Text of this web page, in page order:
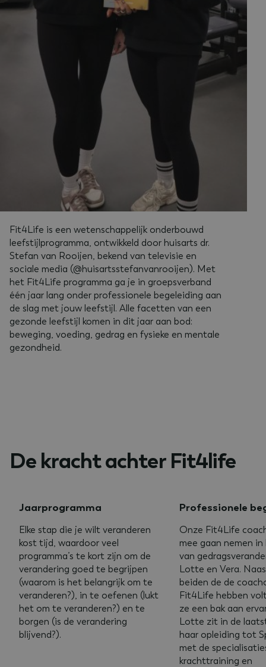
Fit4Life is een wetenschappelijk onderbouwd
leefstijlprogramma, ontwikkeld door huisarts dr.
Stefan van Rooijen, bekend van televisie en
sociale media (@huisartsstefanvanrooijen). Met
het Fit4Life programma ga je in groepsverband
één jaar lang onder professionele begeleiding aan
de slag met jouw leefstijl. Alle facetten van een
gezonde leefstijl komen in dit jaar aan bod:
beweging, voeding, gedrag en fysieke en mentale
gezondheid.
De kracht achter Fit4life
Jaarprogramma
Elke stap die je wilt veranderen
kost tijd, waardoor veel
programma’s te kort zijn om de
verandering goed te begrijpen
(waarom is het belangrijk om te
veranderen?), in te oefenen (lukt
het om te veranderen?) en te
borgen (is de verandering
blijvend?).
Professionele
Onze Fit4Life
mee gaan nemen
van
Lotte en Vera.
beiden de de
Fit4Life hebben
ze een bak aan
Lotte zit in de
haar opleiding tot
met de
krachttraining en